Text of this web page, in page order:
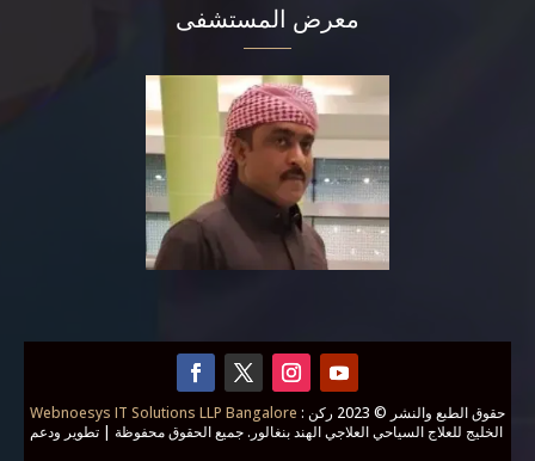
معرض المستشفى
Webnoesys IT Solutions LLP Bangalore : حقوق الطبع والنشر © 2023 ركن
الخليج للعلاج السياحي العلاجي الهند بنغالور. جميع الحقوق محفوظة | تطوير ودعم